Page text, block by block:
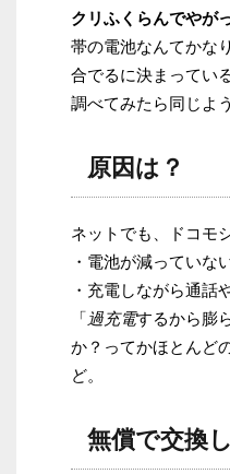
クリふくらんでやが
帯の電池なんてかな
合でるに決まってい
調べてみたら同じよ
原因は？
ネットでも、ドコモ
・電池が減っていな
・充電しながら通話
「過充電するから膨
か？ってかほとんど
ど。
無償で交換